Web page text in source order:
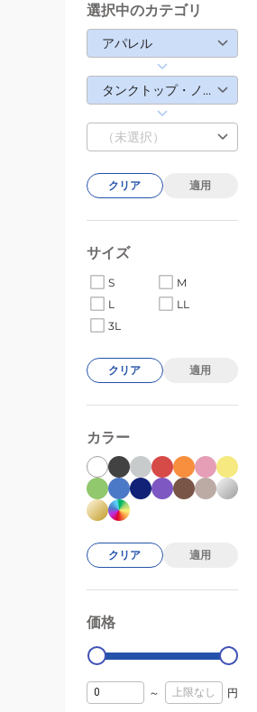
選択中のカテゴリ
アパレル
タンクトップ・ノースリーブ
（未選択）
クリア 適用
サイズ
S
M
L
LL
3L
クリア 適用
カラー
クリア 適用
価格
0
～ 円